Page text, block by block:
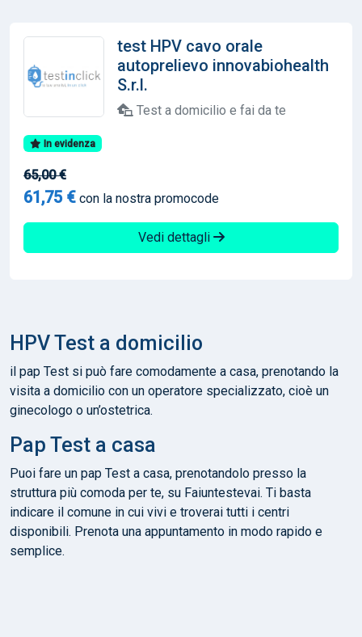
test HPV cavo orale
autoprelievo innovabiohealth
S.r.l.
Test a domicilio e fai da te
In evidenza
65,00 €
61,75 € con la nostra promocode
Vedi dettagli
HPV Test a domicilio
il pap Test si può fare comodamente a casa, prenotando la
visita a domicilio con un operatore specializzato, cioè un
ginecologo o un’ostetrica.
Pap Test a casa
Puoi fare un pap Test a casa, prenotandolo presso la
struttura più comoda per te, su Faiuntestevai. Ti basta
indicare il comune in cui vivi e troverai tutti i centri
disponibili. Prenota una appuntamento in modo rapido e
semplice.